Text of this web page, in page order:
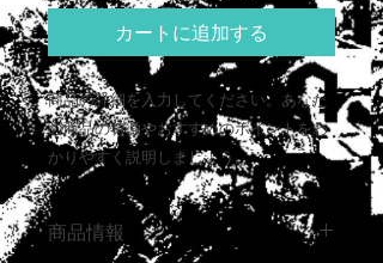
カートに追加する
商品の詳細を入力してください。あなた
の商品の特徴やおすすめのポイントをわ
かりやすく説明しましょう。
商品情報